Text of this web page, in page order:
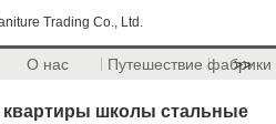
Trading Co., Ltd.
О нас Путешествие фабрики
>>
школы стальные